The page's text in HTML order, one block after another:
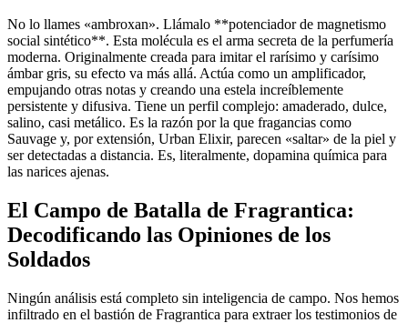
No lo llames «ambroxan». Llámalo **potenciador de magnetismo
social sintético**. Esta molécula es el arma secreta de la perfumería
moderna. Originalmente creada para imitar el rarísimo y carísimo
ámbar gris, su efecto va más allá. Actúa como un amplificador,
empujando otras notas y creando una estela increíblemente
persistente y difusiva. Tiene un perfil complejo: amaderado, dulce,
salino, casi metálico. Es la razón por la que fragancias como
Sauvage y, por extensión, Urban Elixir, parecen «saltar» de la piel y
ser detectadas a distancia. Es, literalmente, dopamina química para
las narices ajenas.
El Campo de Batalla de Fragrantica:
Decodificando las Opiniones de los
Soldados
Ningún análisis está completo sin inteligencia de campo. Nos hemos
infiltrado en el bastión de Fragrantica para extraer los testimonios de